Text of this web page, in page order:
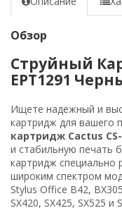
Обзор
Струйный
EPT1291
Ищете надежный и
картридж для вашего
картридж Cactus CS-
и стабильную печать
картридж специально
широким спектром
Stylus Office B42,
SX420, SX425, SX525 и